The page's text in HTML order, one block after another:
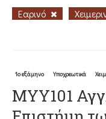
Εαρινό
1ο εξάμηνο Υποχρεωτικά
ΜΥΥ101